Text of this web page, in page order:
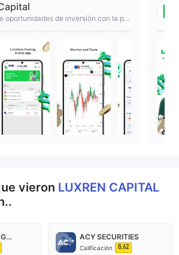
oportunidades de inversión con la pla
vieron LUXREN CAPITAL
Fortune Prime Global ACY SECURITIES
Calificación 8.62